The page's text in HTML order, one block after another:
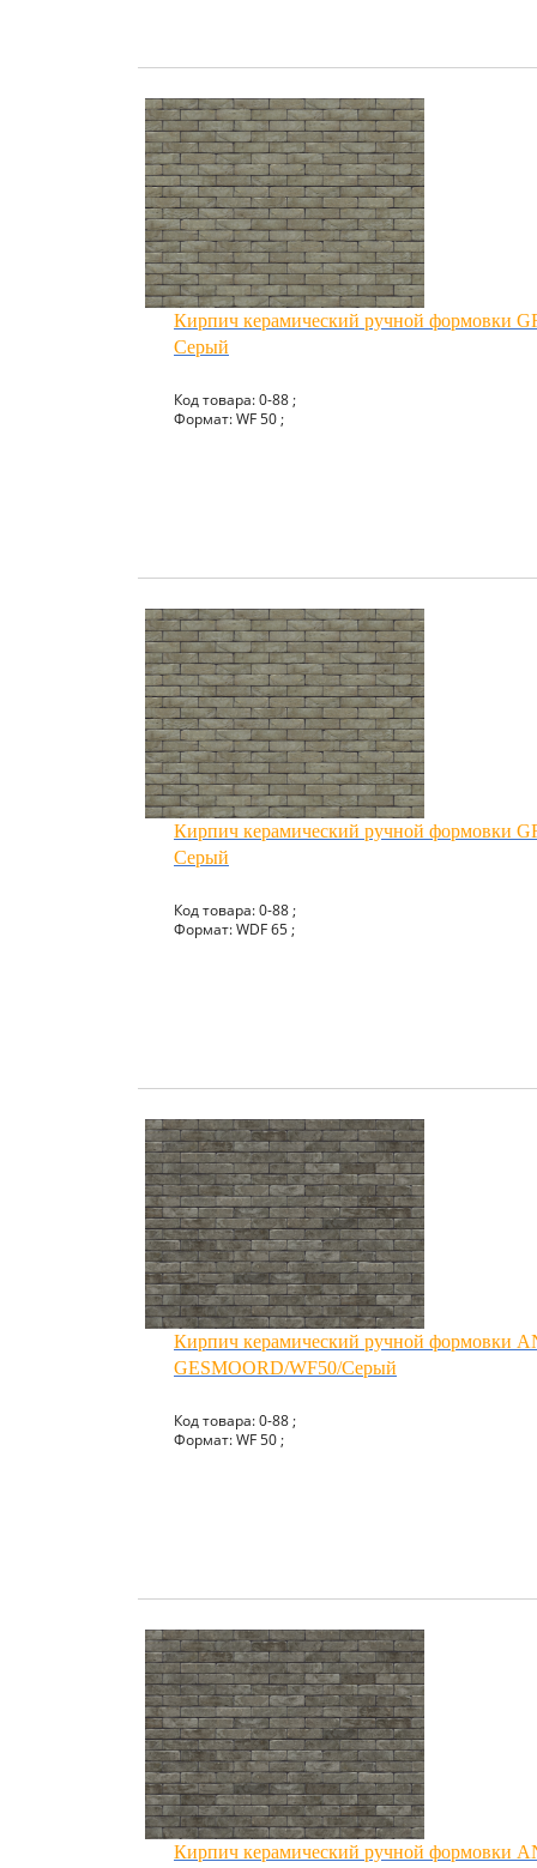
Кирпич керамический ручной формовки
Серый
Код товара: 0-88 ;
Формат: WF 50 ;
Кирпич керамический ручной формовки
Серый
Код товара: 0-88 ;
Формат: WDF 65 ;
Кирпич керамический ручной формовки
GESMOORD/WF50/Серый
Код товара: 0-88 ;
Формат: WF 50 ;
Кирпич керамический ручной формовки